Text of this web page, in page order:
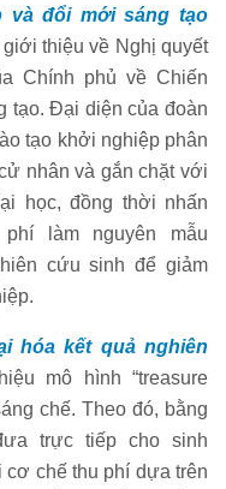
và đổi mới sáng tạo
thiệu về Nghị quyết
Chính phủ về Chiến
tạo. Đại diện của đoàn
tạo khởi nghiệp phân
nhân và gắn chặt với
học, đồng thời nhấn
làm nguyên mẫu
cứu sinh để giảm
hóa kết quả nghiên
mô hình “treasure
chế. Theo đó, bằng
trực tiếp cho sinh
chế thu phí dựa trên